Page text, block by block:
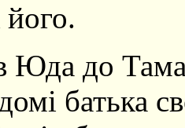
Юда до
батька